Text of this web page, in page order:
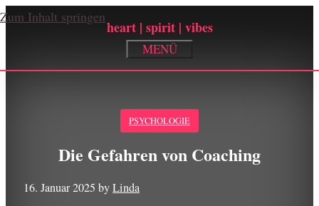
Zum Inhalt springen
heart | spirit | vibes
MENÜ
Die Gefahren von Coaching
16. Januar 2025 byLinda